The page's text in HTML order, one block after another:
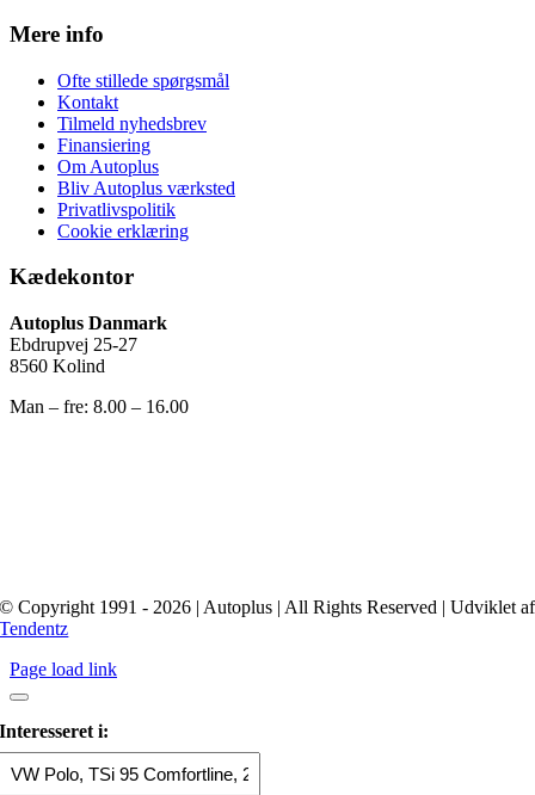
Mere info
Ofte stillede spørgsmål
Kontakt
Tilmeld nyhedsbrev
Finansiering
Om Autoplus
Bliv Autoplus værksted
Privatlivspolitik
Cookie erklæring
Kædekontor
Autoplus Danmark
Ebdrupvej 25-27
8560 Kolind
Man – fre: 8.00 – 16.00
© Copyright 1991 - 2026 | Autoplus | All Rights Reserved | Udviklet af
Tendentz
Page load link
Interesseret i: